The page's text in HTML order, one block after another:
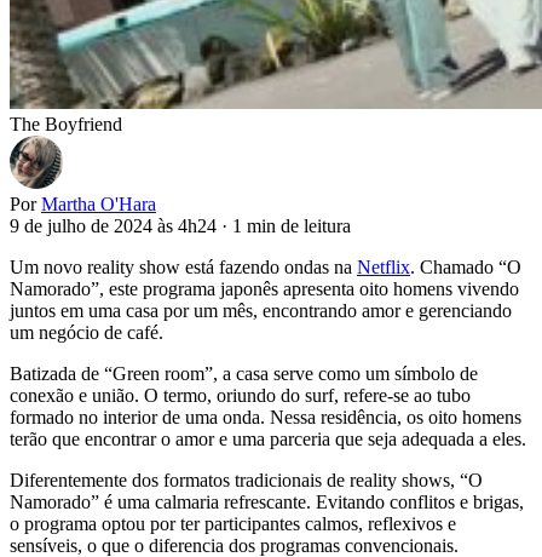
The Boyfriend
Por Martha O'Hara
9 de julho de 2024 às 4h24 · 1 min de leitura
Um novo reality show está fazendo ondas na Netflix. Chamado “O
Namorado”, este programa japonês apresenta oito homens vivendo
juntos em uma casa por um mês, encontrando amor e gerenciando
um negócio de café.
Batizada de “Green room”, a casa serve como um símbolo de
conexão e união. O termo, oriundo do surf, refere-se ao tubo
formado no interior de uma onda. Nessa residência, os oito homens
terão que encontrar o amor e uma parceria que seja adequada a eles.
Diferentemente dos formatos tradicionais de reality shows, “O
Namorado” é uma calmaria refrescante. Evitando conflitos e brigas,
o programa optou por ter participantes calmos, reflexivos e
sensíveis, o que o diferencia dos programas convencionais.